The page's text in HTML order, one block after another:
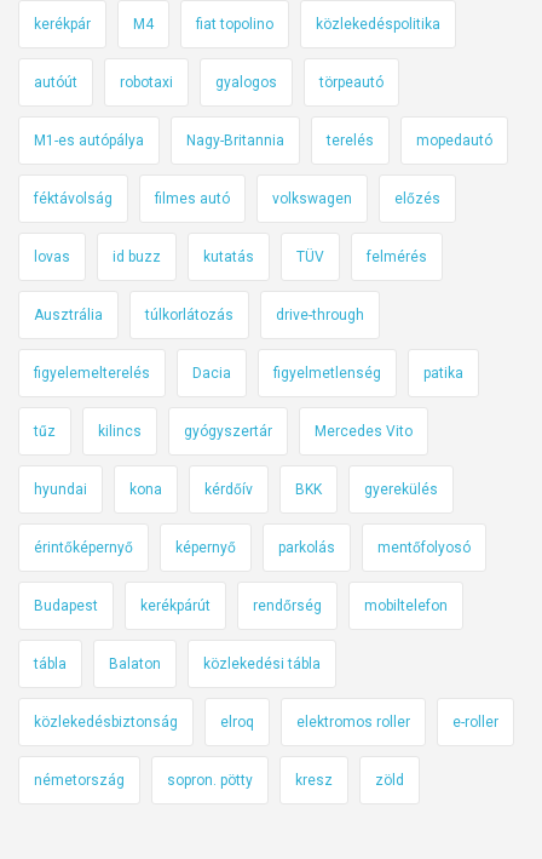
kerékpár M4 fiat topolino közlekedéspolitika
autóút robotaxi gyalogos törpeautó
M1-es autópálya Nagy-Britannia terelés mopedautó
féktávolság filmes autó volkswagen előzés
lovas id buzz kutatás TÜV felmérés
Ausztrália túlkorlátozás drive-through
figyelemelterelés Dacia figyelmetlenség patika
tűz kilincs gyógyszertár Mercedes Vito
hyundai kona kérdőív BKK gyerekülés
érintőképernyő képernyő parkolás mentőfolyosó
Budapest kerékpárút rendőrség mobiltelefon
tábla Balaton közlekedési tábla
közlekedésbiztonság elroq elektromos roller e-roller
németország sopron. pötty kresz zöld